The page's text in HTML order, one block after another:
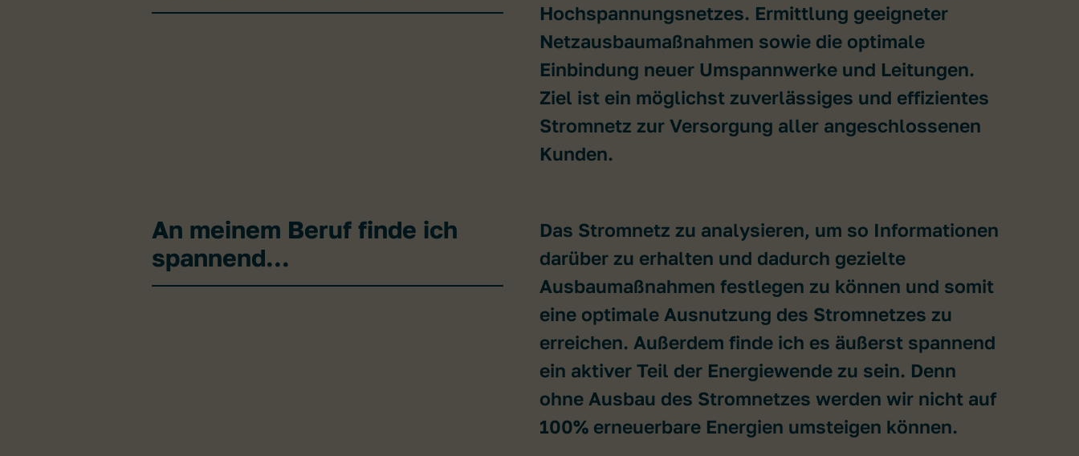
Hochspannungsnetzes. Ermittlung geeigneter
Netzausbaumaßnahmen sowie die optimale
Einbindung neuer Umspannwerke und Leitungen.
Ziel ist ein möglichst zuverlässiges und effizientes
Stromnetz zur Versorgung aller angeschlossenen
Kunden.
An meinem Beruf finde ich
spannend...
Das Stromnetz zu analysieren, um so Informationen
darüber zu erhalten und dadurch gezielte
Ausbaumaßnahmen festlegen zu können und somit
eine optimale Ausnutzung des Stromnetzes zu
erreichen. Außerdem finde ich es äußerst spannend
ein aktiver Teil der Energiewende zu sein. Denn
ohne Ausbau des Stromnetzes werden wir nicht auf
100% erneuerbare Energien umsteigen können.